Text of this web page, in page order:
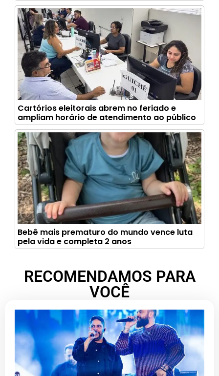
Cartórios eleitorais abrem no feriado e
ampliam horário de atendimento ao público
Bebê mais prematuro do mundo vence luta
pela vida e completa 2 anos
RECOMENDAMOS PARA
VOCÊ